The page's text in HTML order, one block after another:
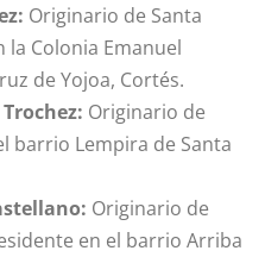
Originario de Santa
la Colonia Emanuel
de Yojoa, Cortés.
Originario de
barrio Lempira de Santa
Originario de
en el barrio Arriba